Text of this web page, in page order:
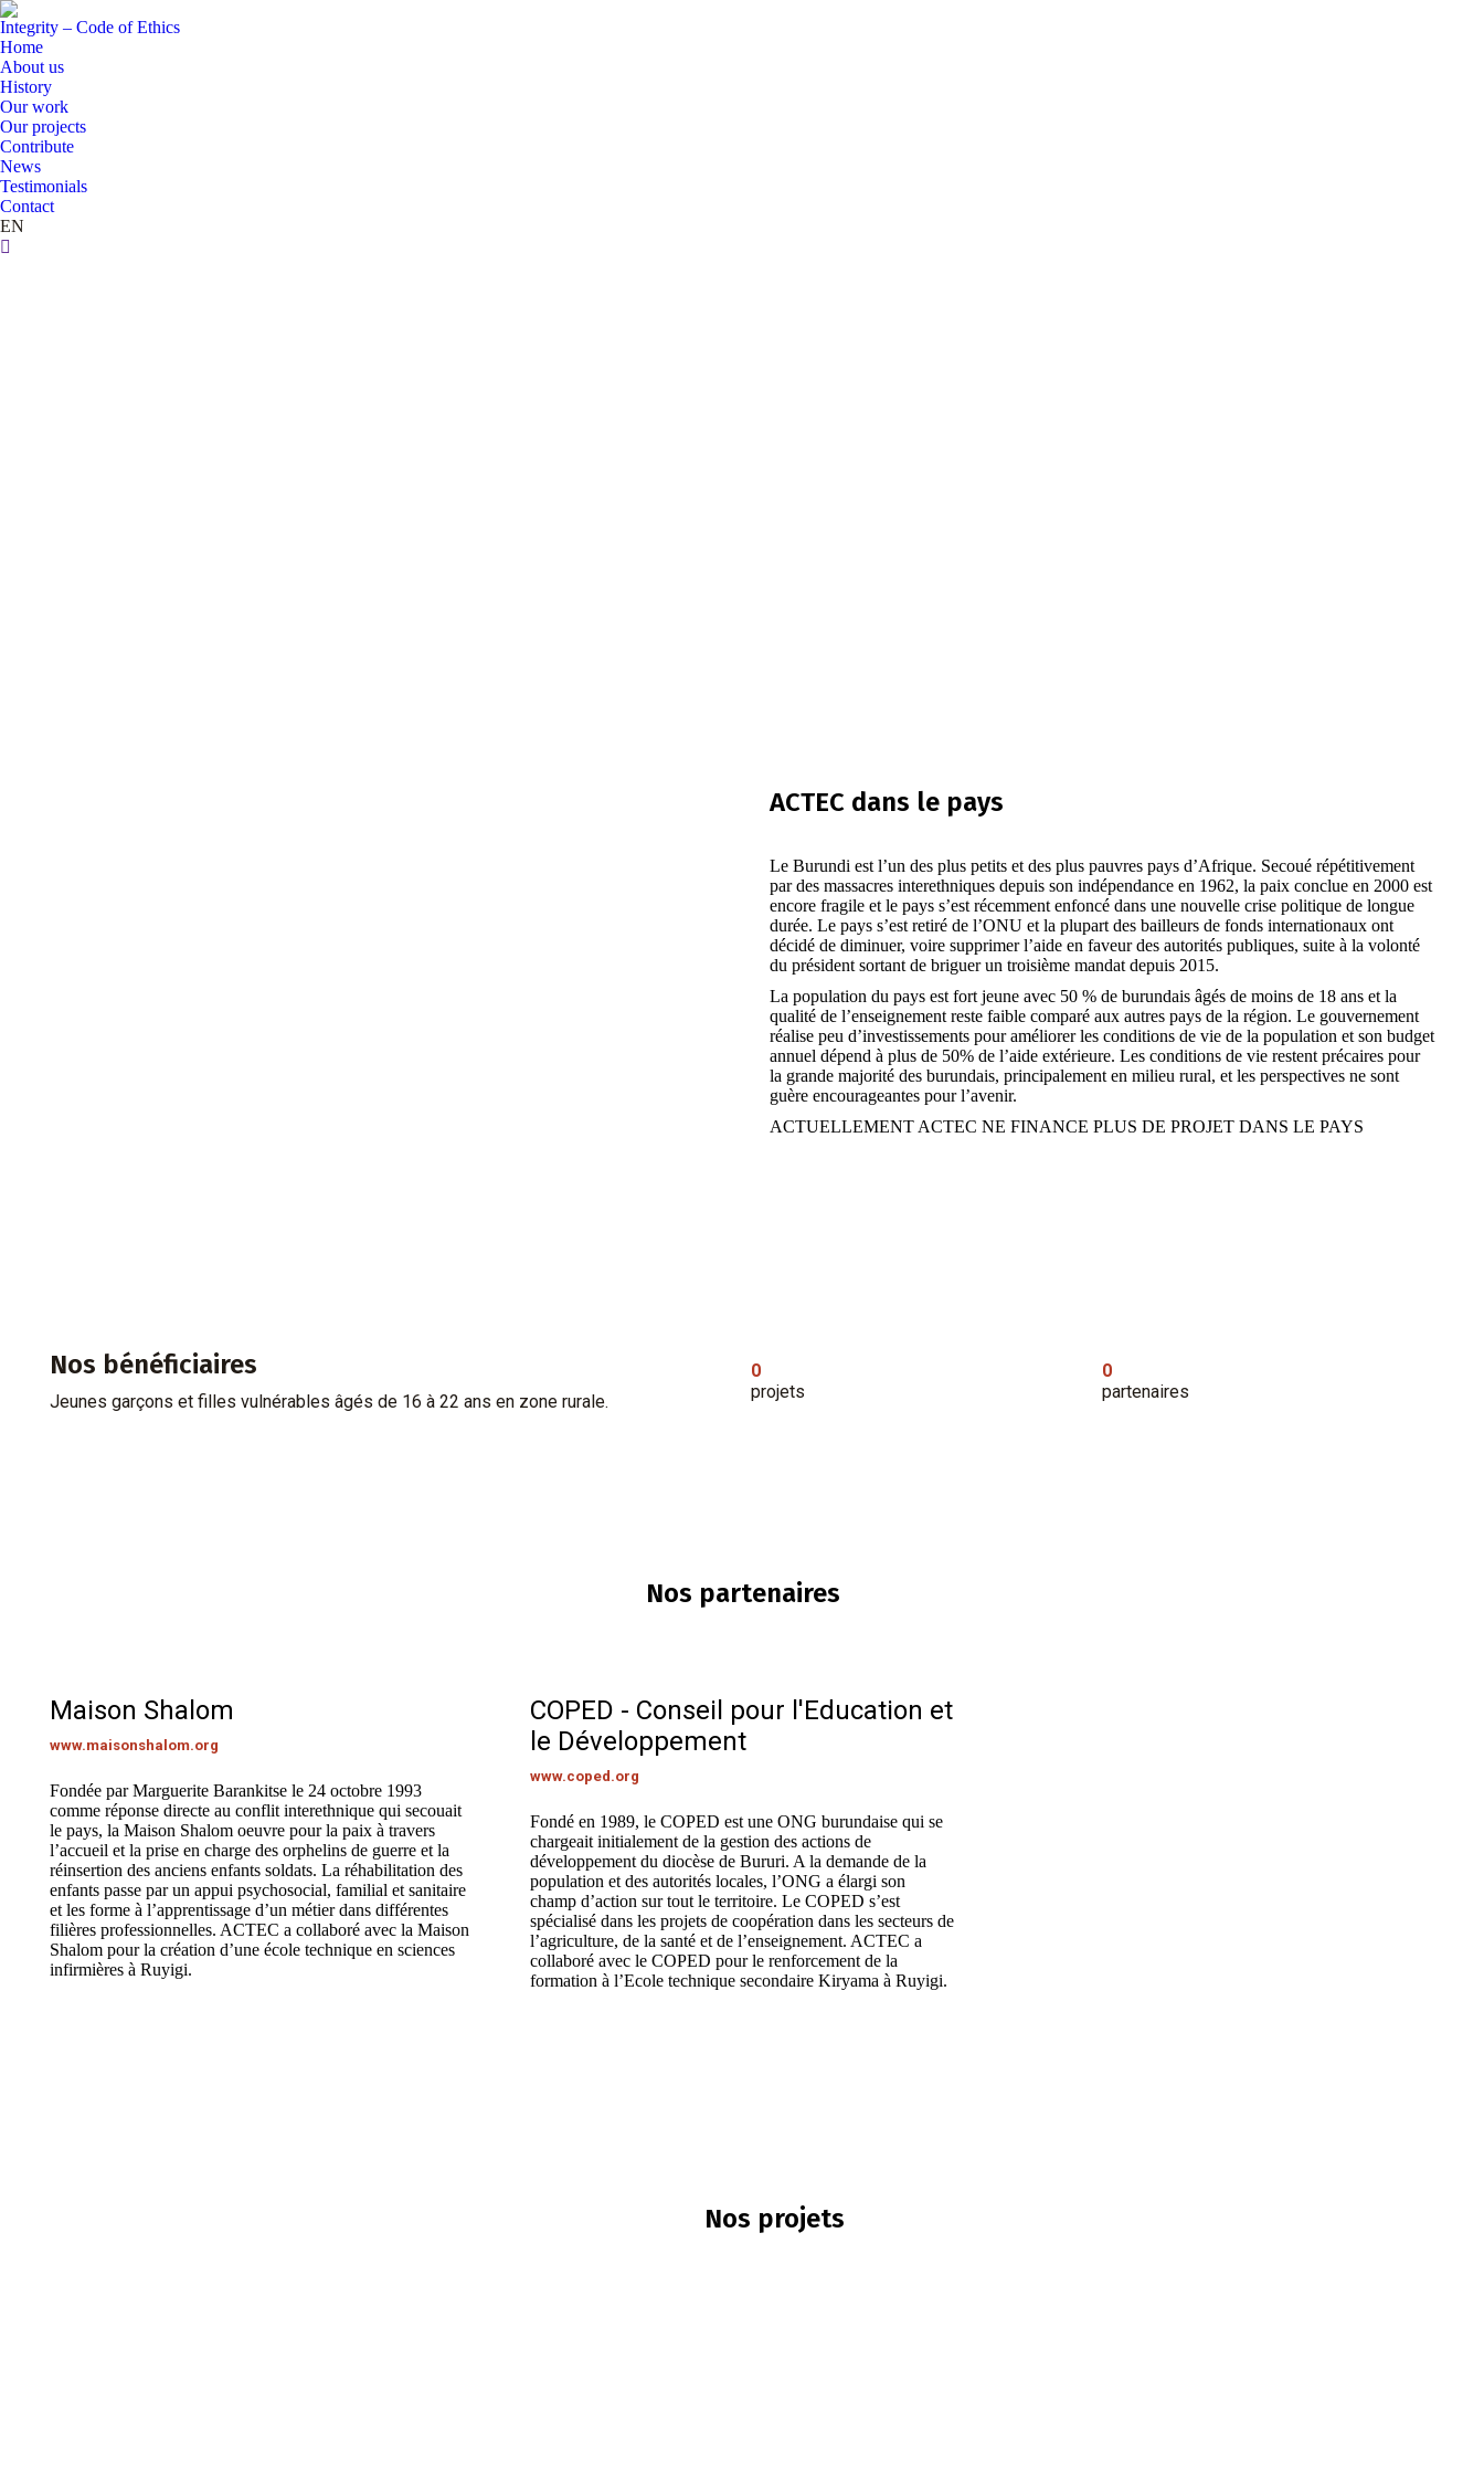
Integrity – Code of Ethics
Home
About us
History
Our work
Our projects
Contribute
News
Testimonials
Contact
EN
Search:
ACTEC dans le pays
Le Burundi est l’un des plus petits et des plus pauvres pays d’Afrique. Secoué répétitivement
par des massacres interethniques depuis son indépendance en 1962, la paix conclue en 2000 est
encore fragile et le pays s’est récemment enfoncé dans une nouvelle crise politique de longue
durée. Le pays s’est retiré de l’ONU et la plupart des bailleurs de fonds internationaux ont
décidé de diminuer, voire supprimer l’aide en faveur des autorités publiques, suite à la volonté
du président sortant de briguer un troisième mandat depuis 2015.
La population du pays est fort jeune avec 50 % de burundais âgés de moins de 18 ans et la
qualité de l’enseignement reste faible comparé aux autres pays de la région. Le gouvernement
réalise peu d’investissements pour améliorer les conditions de vie de la population et son budget
annuel dépend à plus de 50% de l’aide extérieure. Les conditions de vie restent précaires pour
la grande majorité des burundais, principalement en milieu rural, et les perspectives ne sont
guère encourageantes pour l’avenir.
ACTUELLEMENT ACTEC NE FINANCE PLUS DE PROJET DANS LE PAYS
Nos bénéficiaires
Jeunes garçons et filles vulnérables âgés de 16 à 22 ans en zone rurale.
0
projets
0
partenaires
Nos partenaires
Maison Shalom
www.maisonshalom.org
Fondée par Marguerite Barankitse le 24 octobre 1993
comme réponse directe au conflit interethnique qui secouait
le pays, la Maison Shalom oeuvre pour la paix à travers
l’accueil et la prise en charge des orphelins de guerre et la
réinsertion des anciens enfants soldats. La réhabilitation des
enfants passe par un appui psychosocial, familial et sanitaire
et les forme à l’apprentissage d’un métier dans différentes
filières professionnelles. ACTEC a collaboré avec la Maison
Shalom pour la création d’une école technique en sciences
infirmières à Ruyigi.
COPED - Conseil pour l'Education et
le Développement
www.coped.org
Fondé en 1989, le COPED est une ONG burundaise qui se
chargeait initialement de la gestion des actions de
développement du diocèse de Bururi. A la demande de la
population et des autorités locales, l’ONG a élargi son
champ d’action sur tout le territoire. Le COPED s’est
spécialisé dans les projets de coopération dans les secteurs de
l’agriculture, de la santé et de l’enseignement. ACTEC a
collaboré avec le COPED pour le renforcement de la
formation à l’Ecole technique secondaire Kiryama à Ruyigi.
Nos projets